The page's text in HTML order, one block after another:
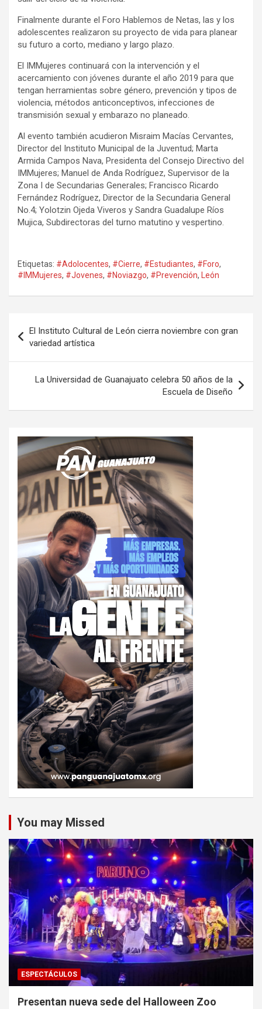
Finalmente durante el Foro Hablemos de Netas, las y los
adolescentes realizaron su proyecto de vida para planear
su futuro a corto, mediano y largo plazo.
El IMMujeres continuará con la intervención y el
acercamiento con jóvenes durante el año 2019 para que
tengan herramientas sobre género, prevención y tipos de
violencia, métodos anticonceptivos, infecciones de
transmisión sexual y embarazo no planeado.
Al evento también acudieron Misraim Macías Cervantes,
Director del Instituto Municipal de la Juventud; Marta
Armida Campos Nava, Presidenta del Consejo Directivo del
IMMujeres; Manuel de Anda Rodríguez, Supervisor de la
Zona I de Secundarias Generales; Francisco Ricardo
Fernández Rodríguez, Director de la Secundaria General
No.4; Yolotzin Ojeda Viveros y Sandra Guadalupe Ríos
Mujica, Subdirectoras del turno matutino y vespertino.
Etiquetas: #Adolocentes, #Cierre, #Estudiantes, #Foro,
#IMMujeres, #Jovenes, #Noviazgo, #Prevención, León
de
entradas
El Instituto Cultural de León cierra noviembre con gran
variedad artística
La Universidad de Guanajuato celebra 50 años de la
Escuela de Diseño
You may Missed
ESPECTÁCULOS
Presentan nueva sede del Halloween Zoo